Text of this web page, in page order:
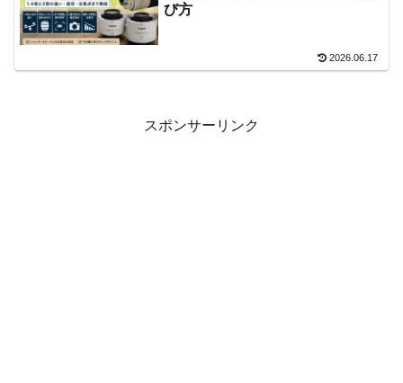
び方
2026.06.17
スポンサーリンク